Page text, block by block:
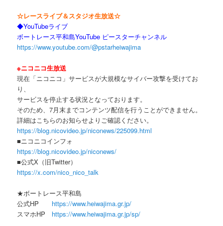
☆レースライブ＆スタジオ生放送☆
◆YouTubeライブ
ボートレース平和島YouTube ピースターチャンネル
https://www.youtube.com/@pstarheiwajima
※ニコニコ生放送
現在「ニコニコ」サービスが大規模なサイバー攻撃を受けてお
り、
サービスを停止する状況となっております。
そのため、7月末までコンテンツ配信を行うことができません。
詳細はこちらのお知らせよりご確認ください。
https://blog.nicovideo.jp/niconews/225099.html
■ニコニコインフォ
https://blog.nicovideo.jp/niconews/
■公式X（旧Twitter）
https://x.com/nico_nico_talk
★ボートレース平和島
公式HP https://www.heiwajima.gr.jp/
スマホHP https://www.heiwajima.gr.jp/sp/